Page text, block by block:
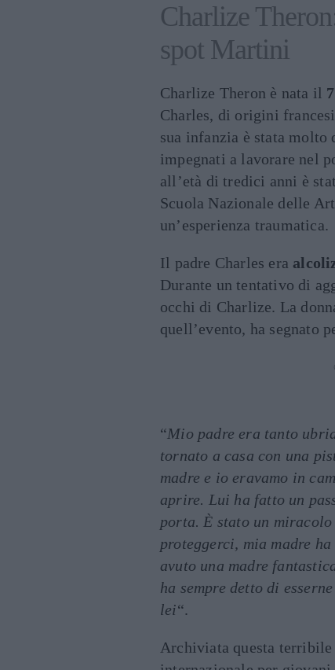
Charlize
spot Martini
Charlize Theron è nata il
Charles, di origini
sua infanzia è stata
impegnati a lavorare nel
all’età di tredici anni è
Scuola Nazionale delle
un’esperienza traumatica.
Il padre Charles era
Durante un tentativo di
occhi di Charlize. La
quell’evento, ha segnato
“Mio padre era tanto
tornato a casa con una
madre e io eravamo in
aprire. Lui ha fatto un
porta. È stato un
proteggerci, mia madre
avuto una madre
ha sempre detto di
lei“.
Archiviata questa terribile